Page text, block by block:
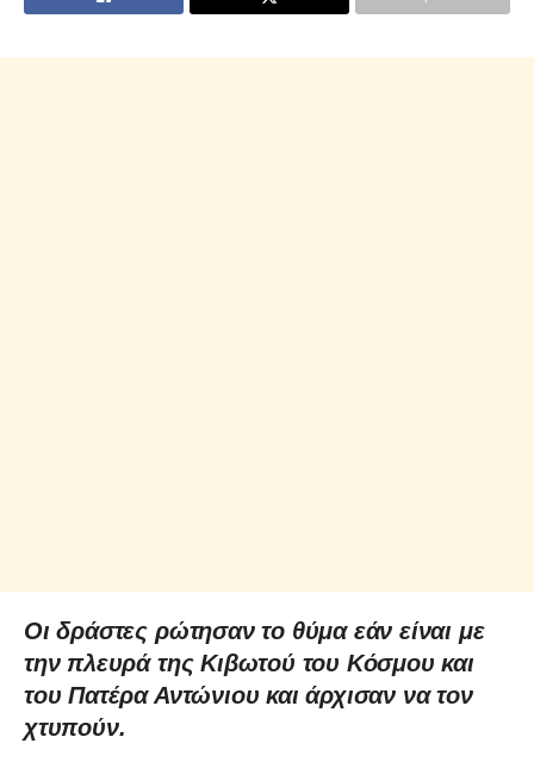
Οι δράστες ρώτησαν το θύμα εάν είναι με
την πλευρά της Κιβωτού του Κόσμου και
του Πατέρα Αντώνιου και άρχισαν να τον
χτυπούν.